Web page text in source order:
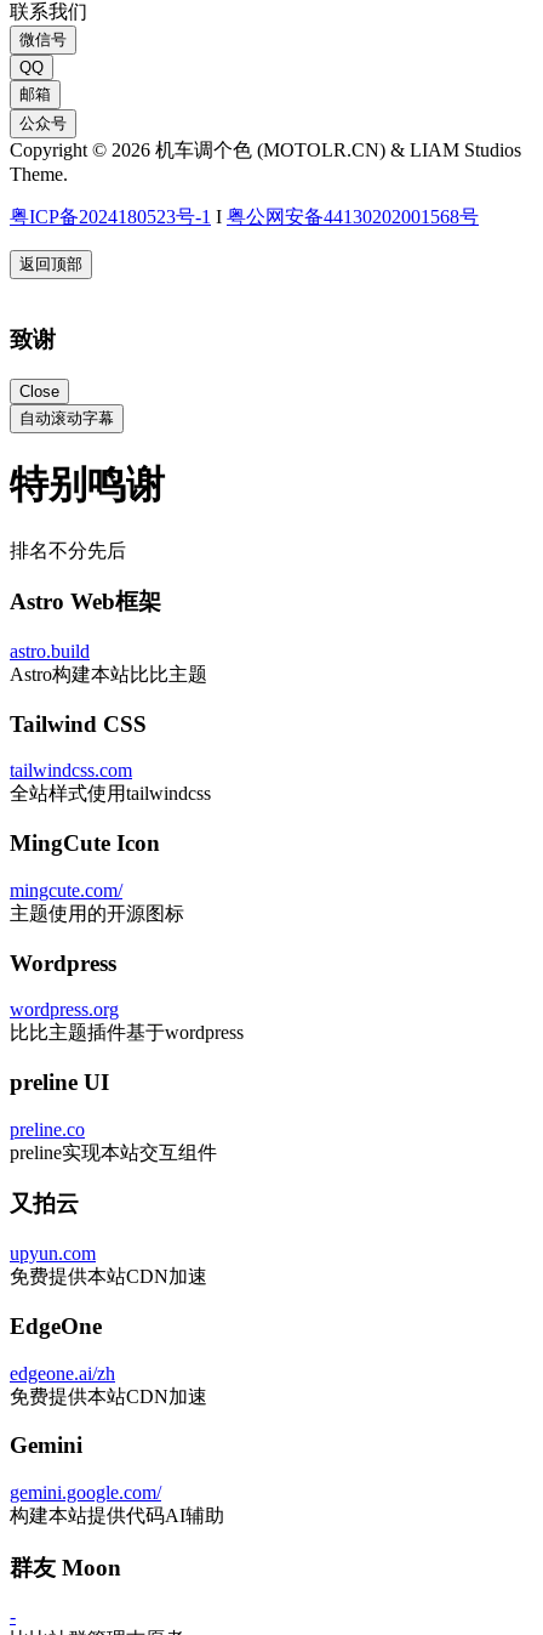
联系我们
微信号
QQ
邮箱
公众号
Copyright © 2026 机车调个色 (MOTOLR.CN) & LIAM Studios
Theme.
粤ICP备2024180523号-1 I 粤公网安备44130202001568号
返回顶部
致谢
Close
自动滚动字幕
特别鸣谢
排名不分先后
Astro Web框架
astro.build
Astro构建本站比比主题
Tailwind CSS
tailwindcss.com
全站样式使用tailwindcss
MingCute Icon
mingcute.com/
主题使用的开源图标
Wordpress
wordpress.org
比比主题插件基于wordpress
preline UI
preline.co
preline实现本站交互组件
又拍云
upyun.com
免费提供本站CDN加速
EdgeOne
edgeone.ai/zh
免费提供本站CDN加速
Gemini
gemini.google.com/
构建本站提供代码AI辅助
群友 Moon
-